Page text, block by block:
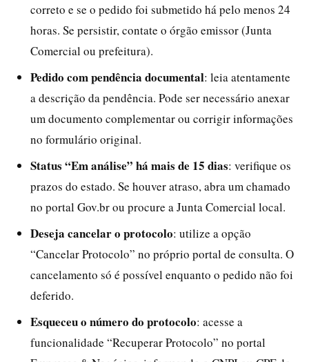
correto e se o pedido foi submetido há pelo menos 24
horas. Se persistir, contate o órgão emissor (Junta
Comercial ou prefeitura).
Pedido com pendência documental: leia atentamente
a descrição da pendência. Pode ser necessário anexar
um documento complementar ou corrigir informações
no formulário original.
Status “Em análise” há mais de 15 dias: verifique os
prazos do estado. Se houver atraso, abra um chamado
no portal Gov.br ou procure a Junta Comercial local.
Deseja cancelar o protocolo: utilize a opção
“Cancelar Protocolo” no próprio portal de consulta. O
cancelamento só é possível enquanto o pedido não foi
deferido.
Esqueceu o número do protocolo: acesse a
funcionalidade “Recuperar Protocolo” no portal